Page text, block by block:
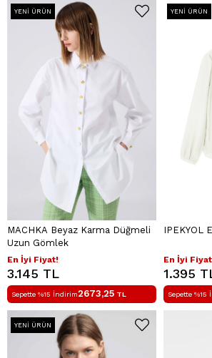
YENI ÜRÜN
MACHKA Beyaz Karma Düğmeli
Uzun Gömlek
En İyi Fiyat!
3.145 TL
Sepette %15 İndirim2673,25 TL
YENI ÜRÜN
IPEKYOL
En İyi
1.395
Sepette %15
YENI ÜRÜN